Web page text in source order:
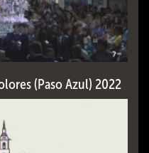
(Paso Azul) 2022